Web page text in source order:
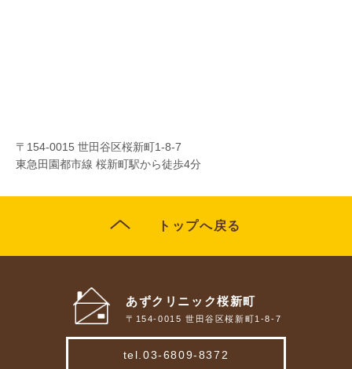
〒154-0015 世田谷区桜新町1-8-7
東急田園都市線 桜新町駅から徒歩4分
トップへ戻る
あずクリニック桜新町
〒154-0015 世田谷区桜新町1-8-7
tel.03-6809-8372